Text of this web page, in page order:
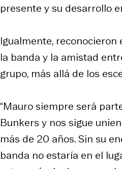
presente y su desarrollo
Igualmente,
la banda y la amistad
grupo, más allá de los
“Mauro siempre será
Bunkers y nos sigue
más de 20 años. Sin su
banda no estaría en el